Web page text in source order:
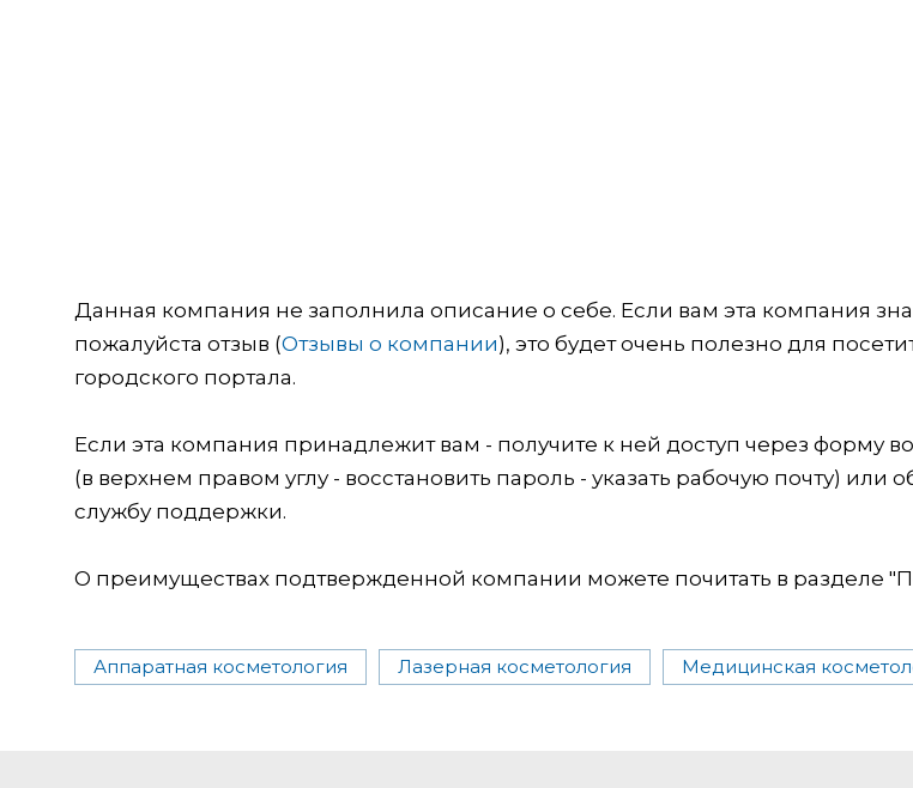
Данная компания не заполнила описание о себе. Если вам эта компания
пожалуйста отзыв (Отзывы о компании), это будет очень полезно для
городского портала.
Если эта компания принадлежит вам - получите к ней доступ через форму
(в верхнем правом углу - восстановить пароль - указать рабочую почту) или
службу поддержки.
О преимуществах подтвержденной компании можете почитать в разделе
Аппаратная косметология Лазерная косметология Медицинская